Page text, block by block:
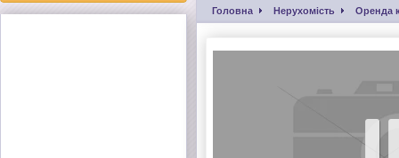
Головна Нерухомість Оренда